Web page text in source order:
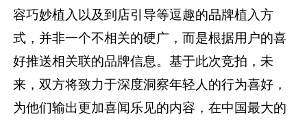
容巧妙植入以及到店引导等逗趣的品牌植入方
式，并非一个不相关的硬广，而是根据用户的喜
好推送相关联的品牌信息。基于此次竞拍，未
来，双方将致力于深度洞察年轻人的行为喜好，
为他们输出更加喜闻乐见的内容，在中国最大的